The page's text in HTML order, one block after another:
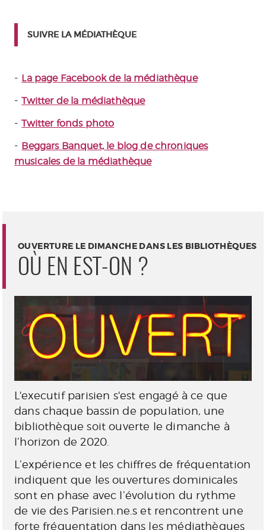
SUIVRE LA MÉDIATHÈQUE
- La page Facebook de la médiathèque
-Twitter de la médiathèque
-Twitter fonds photo
- Beggars Banquet, le blog de chroniques
musicales de la médiathèque
OUVERTURE LE DIMANCHE DANS LES BIBLIOTHÈQUES
OÙ EN EST-ON ?
L'executif parisien s'est engagé à ce que
dans chaque bassin de population, une
bibliothèque soit ouverte le dimanche à
l’horizon de 2020.
L’expérience et les chiffres de fréquentation
indiquent que les ouvertures dominicales
sont en phase avec l’évolution du rythme
de vie des Parisien.ne.s et rencontrent une
forte fréquentation dans les médiathèques